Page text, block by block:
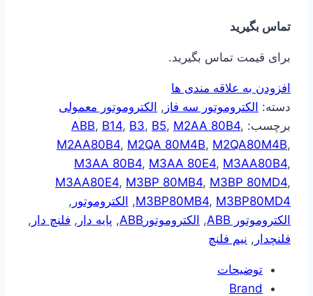
تماس بگیرید
برای قیمت تماس بگیرید.
افزودن به علاقه مندی ها
دسته: الکتروموتور سه فاز , الکتروموتور معمولی
برچسب:
ABB, B14, B3, B5, M2AA 80B4,
M2AA80B4, M2QA 80M4B, M2QA80M4B,
M3AA 80B4, M3AA 80E4, M3AA80B4,
M3AA80E4, M3BP 80MB4, M3BP 80MD4,
M3BP80MB4, M3BP80MD4
, الکتروموتور ,
الکتروموتور ABB
, الکتروموتورABB , پایه دار , فلنچ دار ,
فلنچدار , نیم فلنچ
توضیحات
Brand